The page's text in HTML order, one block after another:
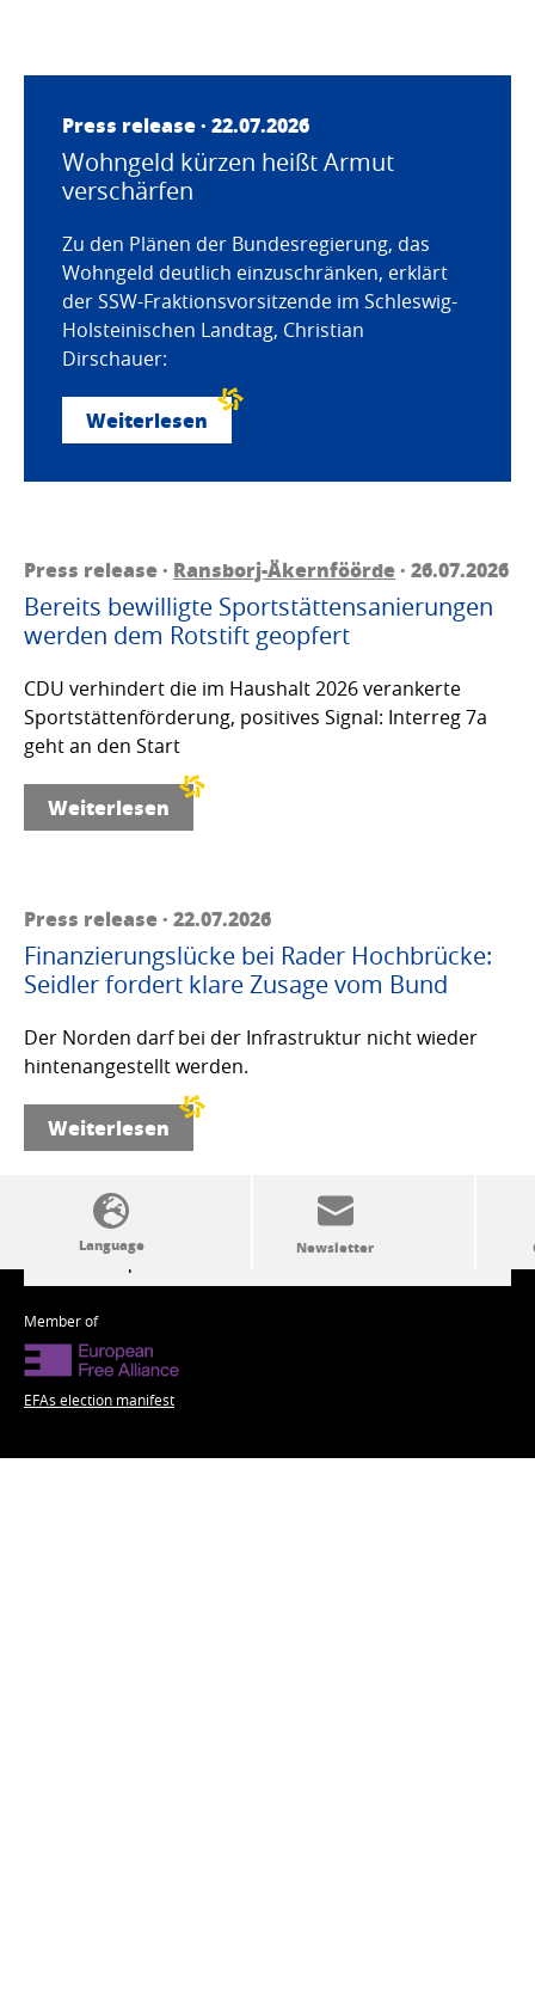
Press release · 22.07.2026
Wohngeld kürzen heißt Armut
verschärfen
Zu den Plänen der Bundesregierung, das
Wohngeld deutlich einzuschränken, erklärt
der SSW-Fraktionsvorsitzende im Schleswig-
Holsteinischen Landtag, Christian
Dirschauer:
Weiterlesen
Press release · Ransborj-Äkernföörde· 26.07.2026
Bereits bewilligte Sportstättensanierungen
werden dem Rotstift geopfert
CDU verhindert die im Haushalt 2026 verankerte
Sportstättenförderung, positives Signal: Interreg 7a
geht an den Start
Weiterlesen
Press release · 22.07.2026
Finanzierungslücke bei Rader Hochbrücke:
Seidler fordert klare Zusage vom Bund
Der Norden darf bei der Infrastruktur nicht wieder
hintenangestellt werden.
Weiterlesen
SSW politics from A to Z
Member of
EFAs election manifest